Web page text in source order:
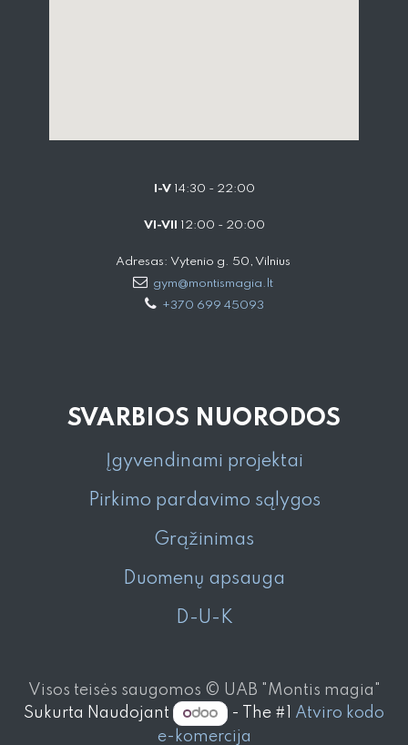
I-V14:30 - 22:00
VI-VII 12:00 - 20:00
Adresas: Vytenio g. 50, Vilnius
gym@montismagia.lt
+370 699 45093
SVARBIOS NUORODOS
Įgyvendinami projektai
Pirkimo pardavimo sąlygos
Grąžinimas
Duomenų apsauga
D-U-K
Visos teisės saugomos © UAB "Montis magia"
Sukurta Naudojant
- The #1 Atviro kodo
e-komercija